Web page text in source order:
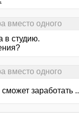
вместо одного
в студию.
вместо одного
заработать ..